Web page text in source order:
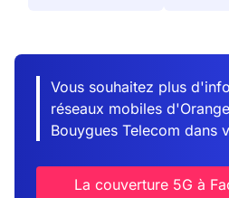
Vous souhaitez plus
réseaux mobiles
Bouygues Telecom dans
La couverture 5G à